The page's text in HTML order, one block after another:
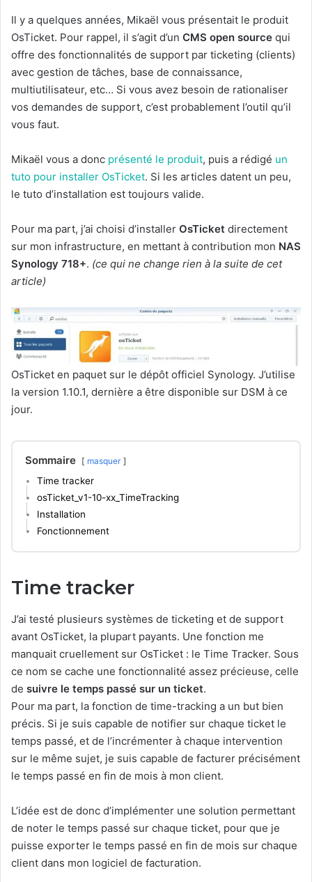
Il y a quelques années, Mikaël vous présentait le produit
OsTicket. Pour rappel, il s’agit d’un CMS open source qui
offre des fonctionnalités de support par ticketing (clients)
avec gestion de tâches, base de connaissance,
multiutilisateur, etc… Si vous avez besoin de rationaliser
vos demandes de support, c’est probablement l’outil qu’il
vous faut.
Mikaël vous a donc présenté le produit, puis a rédigé un
tuto pour installer OsTicket. Si les articles datent un peu,
le tuto d’installation est toujours valide.
Pour ma part, j’ai choisi d’installer OsTicket directement
sur mon infrastructure, en mettant à contribution mon NAS
Synology 718+. (ce qui ne change rien à la suite de cet
article)
OsTicket en paquet sur le dépôt officiel Synology. J’utilise
la version 1.10.1, dernière a être disponible sur DSM à ce
jour.
Sommaire masquer
Time tracker
osTicket_v1-10-xx_TimeTracking
Installation
Fonctionnement
Time tracker
J’ai testé plusieurs systèmes de ticketing et de support
avant OsTicket, la plupart payants. Une fonction me
manquait cruellement sur OsTicket : le Time Tracker. Sous
ce nom se cache une fonctionnalité assez précieuse, celle
de suivre le temps passé sur un ticket.
Pour ma part, la fonction de time-tracking a un but bien
précis. Si je suis capable de notifier sur chaque ticket le
temps passé, et de l’incrémenter à chaque intervention
sur le même sujet, je suis capable de facturer précisément
le temps passé en fin de mois à mon client.
L’idée est de donc d’implémenter une solution permettant
de noter le temps passé sur chaque ticket, pour que je
puisse exporter le temps passé en fin de mois sur chaque
client dans mon logiciel de facturation.